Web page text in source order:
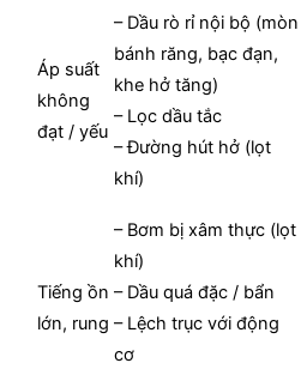
Áp suất
không
đạt / yếu
– Dầu rò rỉ nội bộ (mòn
bánh răng, bạc đạn,
khe hở tăng)
– Lọc dầu tắc
– Đường hút hở (lọt
khí)
Tiếng ồn
lớn, rung
– Bơm bị xâm thực (lọt
khí)
– Dầu quá đặc / bẩn
– Lệch trục với động
cơ